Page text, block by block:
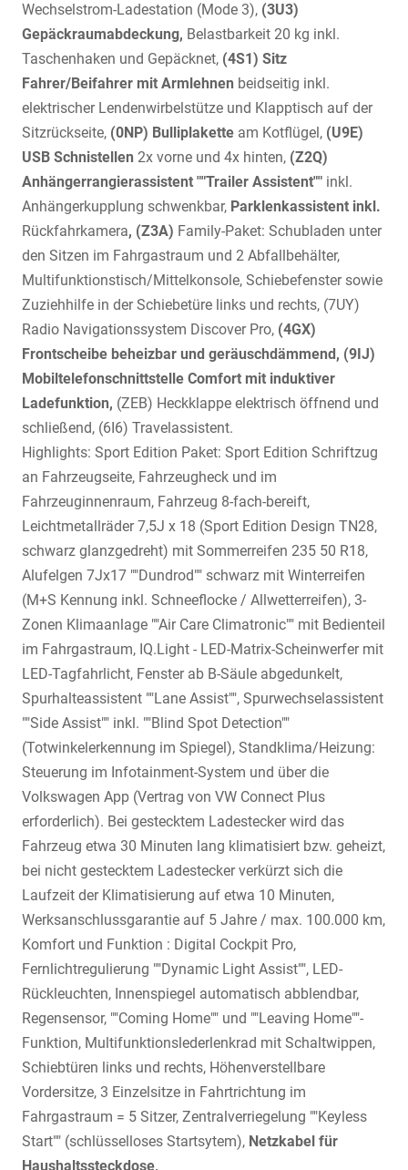
Wechselstrom-Ladestation (Mode 3), (3U3)
Gepäckraumabdeckung, Belastbarkeit 20 kg inkl.
Taschenhaken und Gepäcknet, (4S1) Sitz
Fahrer/Beifahrer mit Armlehnen beidseitig inkl.
elektrischer Lendenwirbelstütze und Klapptisch auf der
Sitzrückseite, (0NP) Bulliplakette am Kotflügel, (U9E)
USB Schnistellen 2x vorne und 4x hinten, (Z2Q)
Anhängerrangierassistent ""Trailer Assistent"" inkl.
Anhängerkupplung schwenkbar, Parklenkassistent inkl.
Rückfahrkamera, (Z3A) Family-Paket: Schubladen unter
den Sitzen im Fahrgastraum und 2 Abfallbehälter,
Multifunktionstisch/Mittelkonsole, Schiebefenster sowie
Zuziehhilfe in der Schiebetüre links und rechts, (7UY)
Radio Navigationssystem Discover Pro, (4GX)
Frontscheibe beheizbar und geräuschdämmend, (9IJ)
Mobiltelefonschnittstelle Comfort mit induktiver
Ladefunktion, (ZEB) Heckklappe elektrisch öffnend und
schließend, (6I6) Travelassistent.
Highlights: Sport Edition Paket: Sport Edition Schriftzug
an Fahrzeugseite, Fahrzeugheck und im
Fahrzeuginnenraum, Fahrzeug 8-fach-bereift,
Leichtmetallräder 7,5J x 18 (Sport Edition Design TN28,
schwarz glanzgedreht) mit Sommerreifen 235 50 R18,
Alufelgen 7Jx17 ""Dundrod"" schwarz mit Winterreifen
(M+S Kennung inkl. Schneeflocke / Allwetterreifen), 3-
Zonen Klimaanlage ""Air Care Climatronic"" mit Bedienteil
im Fahrgastraum, IQ.Light - LED-Matrix-Scheinwerfer mit
LED-Tagfahrlicht, Fenster ab B-Säule abgedunkelt,
Spurhalteassistent ""Lane Assist"", Spurwechselassistent
""Side Assist"" inkl. ""Blind Spot Detection""
(Totwinkelerkennung im Spiegel), Standklima/Heizung:
Steuerung im Infotainment-System und über die
Volkswagen App (Vertrag von VW Connect Plus
erforderlich). Bei gestecktem Ladestecker wird das
Fahrzeug etwa 30 Minuten lang klimatisiert bzw. geheizt,
bei nicht gestecktem Ladestecker verkürzt sich die
Laufzeit der Klimatisierung auf etwa 10 Minuten,
Werksanschlussgarantie auf 5 Jahre / max. 100.000 km,
Komfort und Funktion : Digital Cockpit Pro,
Fernlichtregulierung ""Dynamic Light Assist"", LED-
Rückleuchten, Innenspiegel automatisch abblendbar,
Regensensor, ""Coming Home"" und ""Leaving Home""-
Funktion, Multifunktionslederlenkrad mit Schaltwippen,
Schiebtüren links und rechts, Höhenverstellbare
Vordersitze, 3 Einzelsitze in Fahrtrichtung im
Fahrgastraum = 5 Sitzer, Zentralverriegelung ""Keyless
Start"" (schlüsselloses Startsytem), Netzkabel für
Haushaltssteckdose,